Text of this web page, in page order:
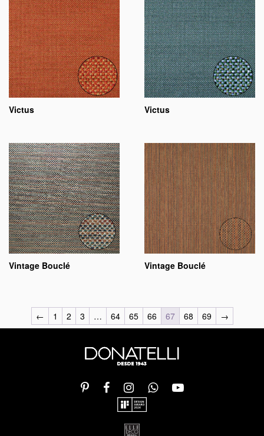
Victus Victus
Vintage Bouclé Vintage Bouclé
← 1 2 3 … 64 65 66 67 68 69 →